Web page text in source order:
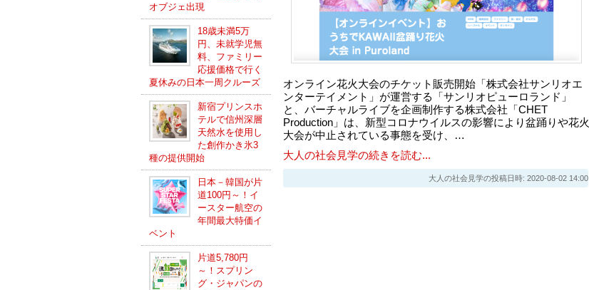
オブジェ出現
18歳未満5万
円、未就学児無
料、ファミリー
応援価格で行く
夏休みの日本一周クルーズ
新宿プリンスホ
テルで信州深層
天然水を使用し
た創作かき氷3
種の提供開始
日本－韓国が片
道100円～！イ
ースター航空の
年間最大特価イ
ベント
片道5,780円
～！スプリン
グ・ジャパンの
オンライン花火大会のチケット販売開始「株式会社サンリオエ
ンターテイメント」が運営する「サンリオピューロランド」
と、バーチャルライブを企画制作する株式会社「CHET
Production」は、新型コロナウイルスの影響により盆踊りや花火
大会が中止されている事態を受け、…
大人の社会見学の続きを読む...
大人の社会見学の投稿日時: 2020-08-02 14:00